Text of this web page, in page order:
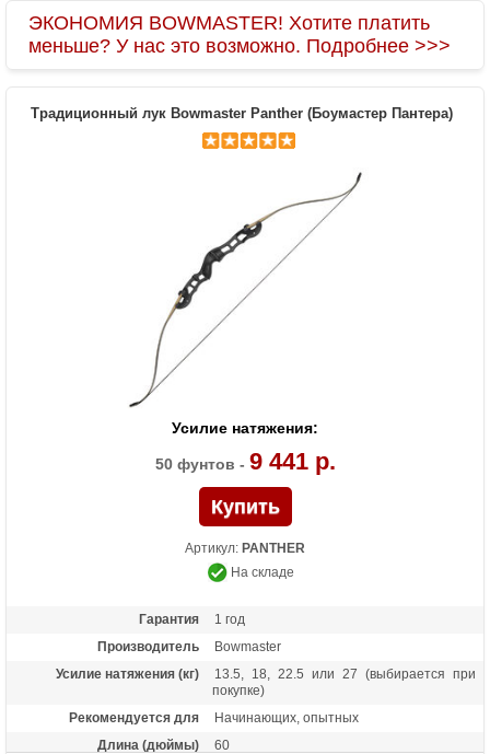
ЭКОНОМИЯ BOWMASTER! Хотите платить
меньше? У нас это возможно. Подробнее >>>
Традиционный лук Bowmaster Panther (Боумастер Пантера)
Усилие натяжения:
50 фунтов - 9 441 р.
Артикул: PANTHER
На складе
Гарантия
1 год
Производитель
Bowmaster
Усилие натяжения (кг)
13.5, 18, 22.5 или 27 (выбирается при
покупке)
Рекомендуется для
Начинающих, опытных
Длина (дюймы)
60